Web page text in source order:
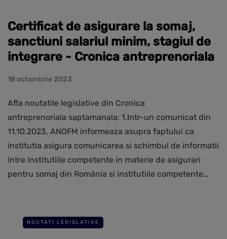
Certificat de asigurare la somaj,
sanctiuni salariul minim, stagiul de
integrare - Cronica antreprenoriala
18 octombrie 2023
Afla noutatile legislative din Cronica
antreprenoriala saptamanala: 1.Intr-un comunicat din
11.10.2023, ANOFM informeaza asupra faptului ca
institutia asigura comunicarea si schimbul de informatii
intre institutiile competente in materie de asigurari
pentru somaj din România si institutiile competente…
NOUTATI LEGISLATIVE